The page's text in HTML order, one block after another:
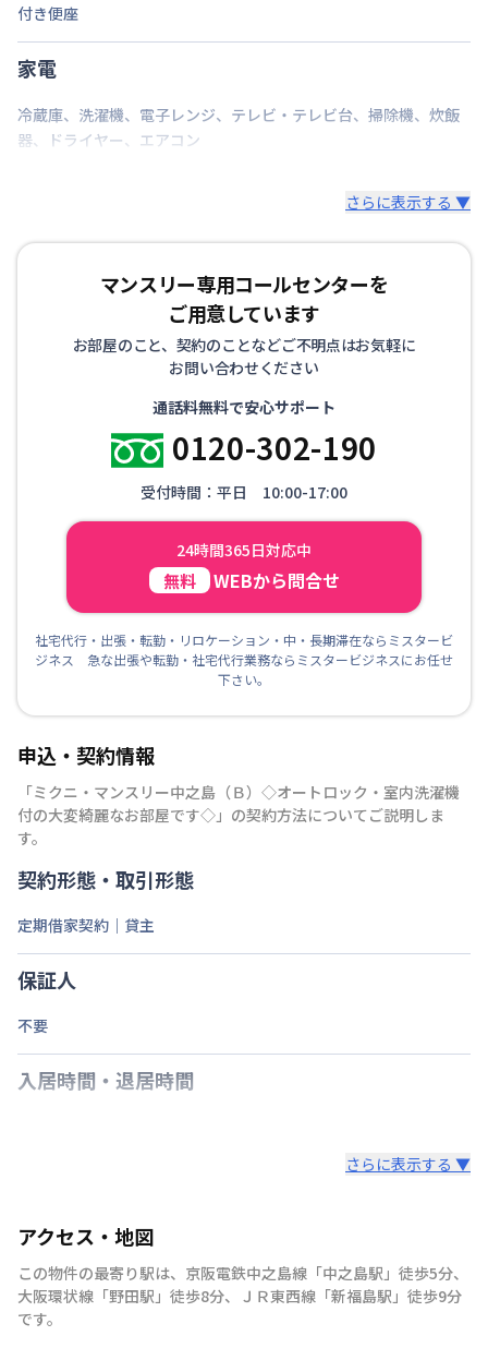
次回更新日
情報更新日
付き便座
家電
冷蔵庫、 洗濯機、 電子レンジ、 テレビ・テレビ台、 掃除機、 炊飯
器、 ドライヤー、 エアコン
さらに表示する ▼
マンスリー専用コールセンターを
ご用意しています
お部屋のこと、契約のことなどご不明点はお気軽に
お問い合わせください
通話料無料で安心サポート
0120-302-190
受付時間：平日 10:00-17:00
24時間365日対応中
無料 WEBから問合せ
社宅代行・出張・転勤・リロケーション・中・長期滞在ならミスタービ
ジネス 急な出張や転勤・社宅代行業務ならミスタービジネスにお任せ
下さい。
申込・契約情報
「ミクニ・マンスリー中之島（Ｂ）◇オートロック・室内洗濯機
付の大変綺麗なお部屋です◇ 」の契約方法についてご説明しま
す。
契約形態・取引形態
定期借家契約｜貸主
保証人
不要
入居時間・退居時間
さらに表示する ▼
アクセス・地図
この物件の最寄り駅は、 京阪電鉄中之島線 「中之島駅 」 徒歩5分、
大阪環状線 「野田駅 」 徒歩8分、 ＪＲ東西線 「新福島駅 」 徒歩9分
です。